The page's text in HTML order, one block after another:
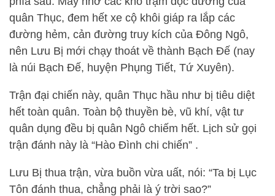
quân Thục, đem hết xe cộ khôi giáp ra lắp các
đường hẻm, cản đường truy kích của Đông Ngô,
nên Lưu Bị mới chạy thoát về thành Bạch Đế (nay
là núi Bạch Đế, huyện Phụng Tiết, Tứ Xuyên).
Trận đại chiến này, quân Thục hầu như bị tiêu diệt
hết toàn quân. Toàn bộ thuyền bè, vũ khí, vật tư
quân dụng đều bị quân Ngô chiếm hết. Lịch sử gọi
trận đánh này là “Hào Đình chi chiến” .
Lưu Bị thua trận, vừa buồn vừa uất, nói: “Ta bị Lục
Tôn đánh thua, chẳng phải là ý trời sao?”